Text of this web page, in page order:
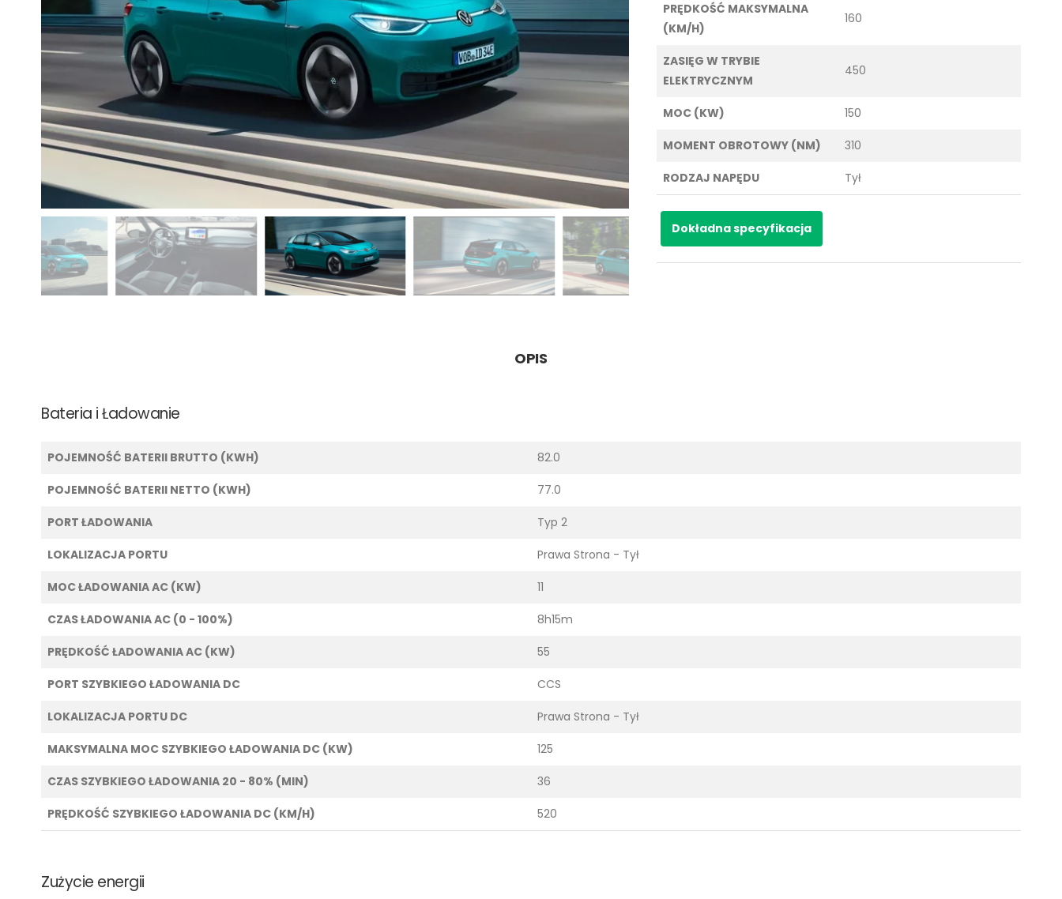
PRĘDKOŚĆ MAKSYMALNA
(KM/H)
160
ZASIĘG W TRYBIE
ELEKTRYCZNYM
450
MOC (KW) 150
MOMENT OBROTOWY (NM) 310
RODZAJ NAPĘDU Tył
Dokładna specyfikacja
OPIS
Bateria i Ładowanie
POJEMNOŚĆ BATERII BRUTTO (KWH) 82.0
POJEMNOŚĆ BATERII NETTO (KWH) 77.0
PORT ŁADOWANIA Typ 2
LOKALIZACJA PORTU Prawa Strona - Tył
MOC ŁADOWANIA AC (KW) 11
CZAS ŁADOWANIA AC (0 - 100%) 8h15m
PRĘDKOŚĆ ŁADOWANIA AC (KW) 55
PORT SZYBKIEGO ŁADOWANIA DC CCS
LOKALIZACJA PORTU DC Prawa Strona - Tył
MAKSYMALNA MOC SZYBKIEGO ŁADOWANIA DC (KW) 125
CZAS SZYBKIEGO ŁADOWANIA 20 - 80% (MIN) 36
PRĘDKOŚĆ SZYBKIEGO ŁADOWANIA DC (KM/H) 520
Zużycie energii